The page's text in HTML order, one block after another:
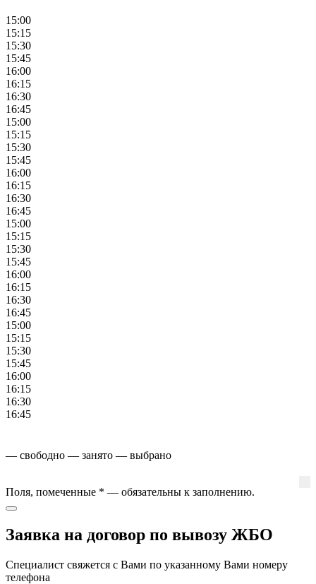
15:00
15:15
15:30
15:45
16:00
16:15
16:30
16:45
15:00
15:15
15:30
15:45
16:00
16:15
16:30
16:45
15:00
15:15
15:30
15:45
16:00
16:15
16:30
16:45
15:00
15:15
15:30
15:45
16:00
16:15
16:30
16:45
— свободно — занято — выбрано
Поля, помеченные * — обязательны к заполнению.
Заявка на договор по вывозу ЖБО
Специалист свяжется с Вами по указанному Вами номеру
телефона